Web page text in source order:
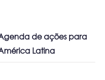
de ações para
Latina